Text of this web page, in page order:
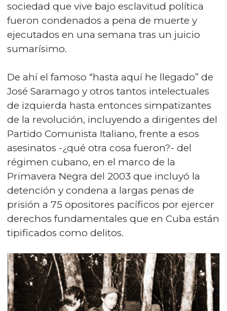
sociedad que vive bajo esclavitud política
fueron condenados a pena de muerte y
ejecutados en una semana tras un juicio
sumarísimo.
De ahí el famoso “hasta aquí he llegado” de
José Saramago y otros tantos intelectuales
de izquierda hasta entonces simpatizantes
de la revolución, incluyendo a dirigentes del
Partido Comunista Italiano, frente a esos
asesinatos -¿qué otra cosa fueron?- del
régimen cubano, en el marco de la
Primavera Negra del 2003 que incluyó la
detención y condena a largas penas de
prisión a 75 opositores pacíficos por ejercer
derechos fundamentales que en Cuba están
tipificados como delitos.